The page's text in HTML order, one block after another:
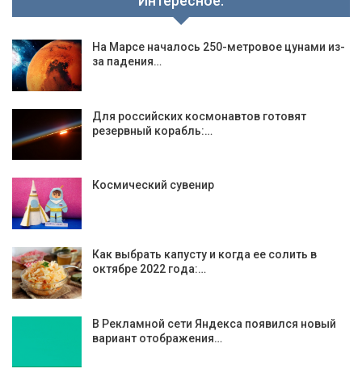
На Марсе началось 250-метровое цунами из-
за падения…
Для российских космонавтов готовят
резервный корабль:…
Космический сувенир
Как выбрать капусту и когда ее солить в
октябре 2022 года:…
В Рекламной сети Яндекса появился новый
вариант отображения…